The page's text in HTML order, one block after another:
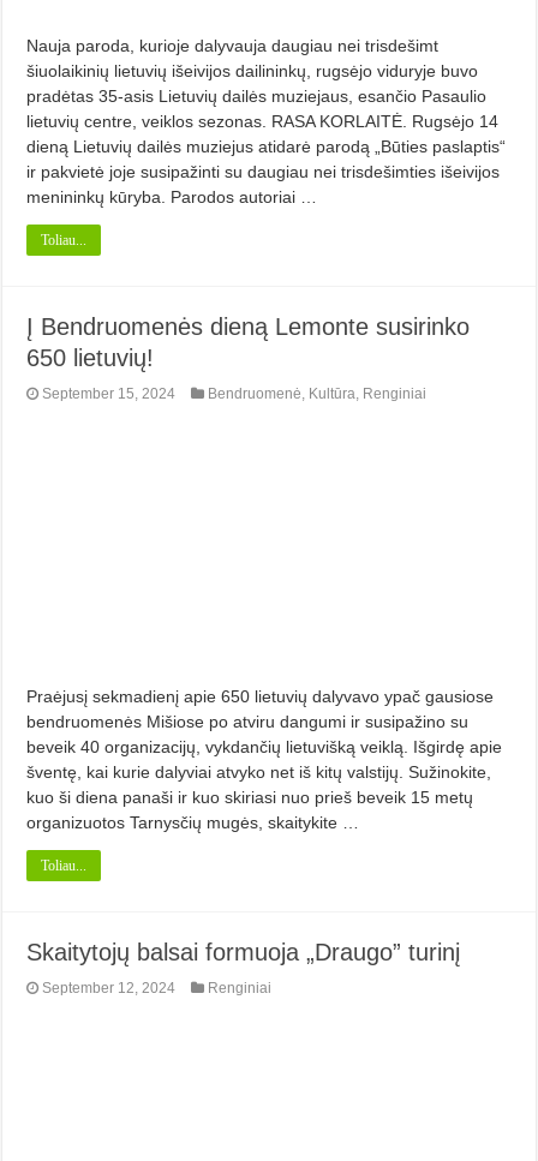
Nauja paroda, kurioje dalyvauja daugiau nei trisdešimt
šiuolaikinių lietuvių išeivijos dailininkų, rugsėjo viduryje buvo
pradėtas 35-asis Lietuvių dailės muziejaus, esančio Pasaulio
lietuvių centre, veiklos sezonas. RASA KORLAITĖ. Rugsėjo 14
dieną Lietuvių dailės muziejus atidarė parodą „Būties pas­laptis“
ir pakvietė joje susipažinti su daugiau nei trisdešimties išeivijos
me­nininkų kūryba. Parodos autoriai …
Toliau...
Į Bendruomenės dieną Lemonte susirinko
650 lietuvių!
September 15, 2024 Bendruomenė, Kultūra, Renginiai
Praėjusį sekmadienį apie 650 lietuvių dalyvavo ypač gausiose
bendruomenės Mišiose po atviru dangumi ir susipažino su
beveik 40 organizacijų, vykdančių lietuvišką veiklą. Išgirdę apie
šventę, kai kurie dalyviai atvyko net iš kitų valstijų. Sužinokite,
kuo ši diena panaši ir kuo skiriasi nuo prieš beveik 15 metų
organizuotos Tarnysčių mugės, skaitykite …
Toliau...
Skaitytojų balsai formuoja „Draugo” turinį
September 12, 2024 Renginiai